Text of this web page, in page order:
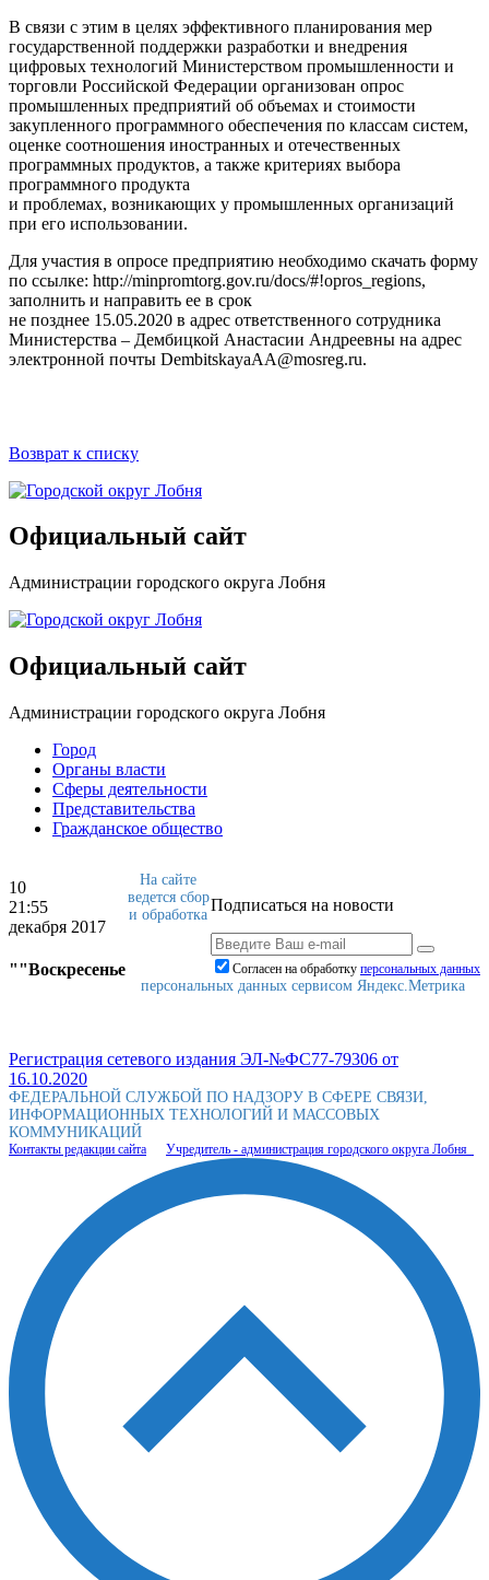
В связи с этим в целях эффективного планирования мер
государственной поддержки разработки и внедрения
цифровых технологий Министерством промышленности и
торговли Российской Федерации организован опрос
промышленных предприятий об объемах и стоимости
закупленного программного обеспечения по классам систем,
оценке соотношения иностранных и отечественных
программных продуктов, а также критериях выбора
программного продукта
и проблемах, возникающих у промышленных организаций
при его использовании.
Для участия в опросе предприятию необходимо скачать форму
по ссылке: http://minpromtorg.gov.ru/docs/#!opros_regions,
заполнить и направить ее в срок
не позднее 15.05.2020 в адрес ответственного сотрудника
Министерства – Дембицкой Анастасии Андреевны на адрес
электронной почты DembitskayaAA@mosreg.ru.
Возврат к списку
Официальный сайт
Администрации городского округа Лобня
Официальный сайт
Администрации городского округа Лобня
Город
Органы власти
Сферы деятельности
Представительства
Гражданское общество
10
21:55
декабря 2017
""Воскресенье
Подписаться на новости
Согласен на обработку персональныx данных
На сайте
ведется сбор
и обработка
персональных данных сервисом Яндекс.Метрика
Регистрация сетевого издания ЭЛ-№ФС77-79306 от
16.10.2020
ФЕДЕРАЛЬНОЙ СЛУЖБОЙ ПО НАДЗОРУ В СФЕРЕ СВЯЗИ,
ИНФОРМАЦИОННЫХ ТЕХНОЛОГИЙ И МАССОВЫХ
КОММУНИКАЦИЙ
Контакты редакции сайта Учредитель - администрация городского округа Лобня